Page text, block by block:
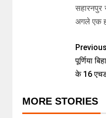
सहारनपुर
अगले एक
Previous
पूर्णिया
के 16
MORE STORIES